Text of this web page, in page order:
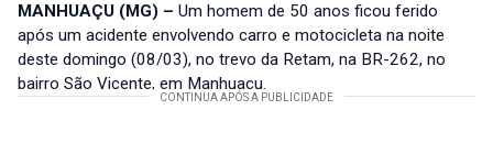
MANHUAÇU (MG) – Um homem de 50 anos ficou ferido
após um acidente envolvendo carro e motocicleta na noite
deste domingo (08/03), no trevo da Retam, na BR-262, no
bairro São Vicente, em Manhuaçu.